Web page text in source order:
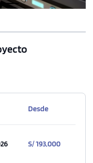
Desde
S/ 193,000